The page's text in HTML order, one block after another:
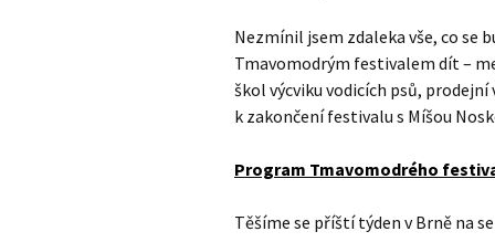
Nezmínil jsem zdaleka vše, co se
Tmavomodrým festivalem dít –
škol výcviku vodicích psů,
k zakončení festivalu s Míšou
Program Tmavomodrého
Těšíme se příští týden v Brně na